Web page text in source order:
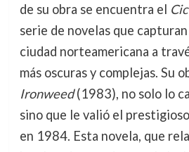
de su obra se encuentra el
serie de novelas que
ciudad norteamericana a
más oscuras y complejas. Su
Ironweed(1983), no solo lo
sino que le valió el
en 1984. Esta novela, que